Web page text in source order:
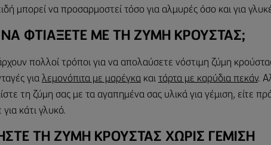
μπορεί να προσαρμοστεί τόσο για αλμυρές όσο και για
ΝΑ ΦΤΙΑΞΕΤΕ ΜΕ ΤΗ ΖΥΜΗ ΚΡΟΥΣΤΑΣ;
πολλοί τρόποι για να απολαύσετε νόστιμη ζύμη
για λεμονόπιτα με μαρέγκα και τάρτα με καρύδια πεκάν.
τη ζύμη σας με τα αγαπημένα σας υλικά για γέμιση, είτε
για κάτι γλυκό.
ΤΗ ΖΥΜΗ ΚΡΟΥΣΤΑΣ ΧΩΡΙΣ ΓΕΜΙΣΗ